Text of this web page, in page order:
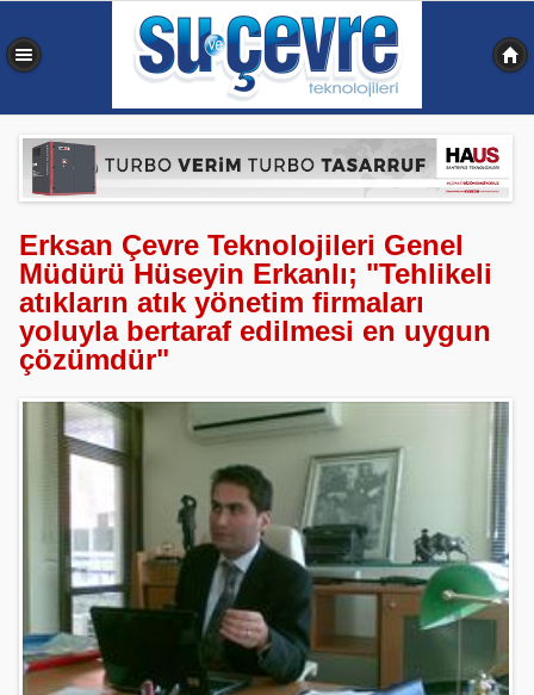
Erksan Çevre Teknolojileri Genel
Müdürü Hüseyin Erkanlı; "Tehlikeli
atıkların atık yönetim firmaları
yoluyla bertaraf edilmesi en uygun
çözümdür"
0,340 sn